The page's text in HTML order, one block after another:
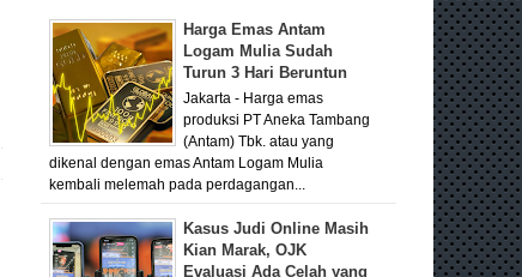
Harga Emas Antam
Logam Mulia Sudah
Turun 3 Hari Beruntun
Jakarta - Harga emas
produksi PT Aneka Tambang
(Antam) Tbk. atau yang
dikenal dengan emas Antam Logam Mulia
kembali melemah pada perdagangan...
Kasus Judi Online Masih
Kian Marak, OJK
Evaluasi Ada Celah yang